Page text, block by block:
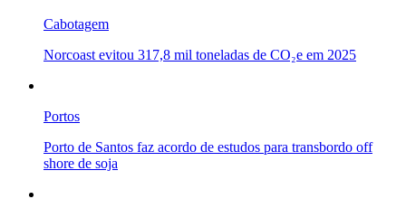
Cabotagem
Norcoast evitou 317,8 mil toneladas de CO₂e em 2025
Portos
Porto de Santos faz acordo de estudos para transbordo off
shore de soja